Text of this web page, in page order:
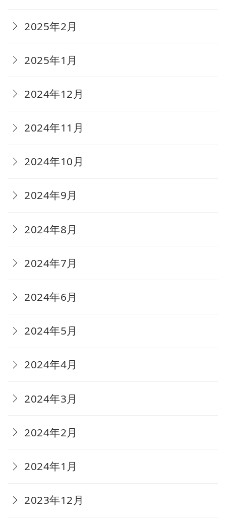
2025年2月
2025年1月
2024年12月
2024年11月
2024年10月
2024年9月
2024年8月
2024年7月
2024年6月
2024年5月
2024年4月
2024年3月
2024年2月
2024年1月
2023年12月